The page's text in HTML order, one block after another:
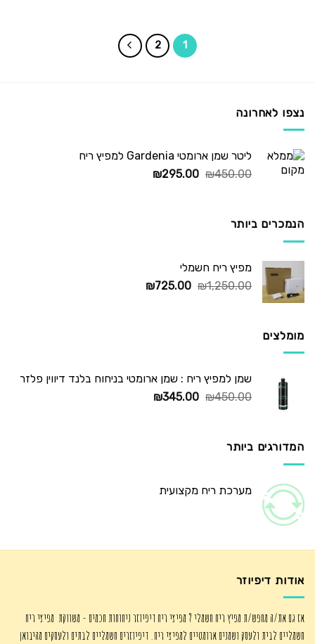
1
2
נצפו לאחרונה
ליטר שמן ארומטי Gardenia למפיץ ריח
₪450.00
המחיר
₪295.00
המחיר
הנמכרים ביותר
מפיץ ריח חשמלי
₪1,250.00
המחיר
₪725.00
המחיר
מומלצים
שמן למפיץ ריח : שמן ארומטי בניחוח בלנד דיווין פלזר
₪450.00
המחיר
₪345.00
המחיר
המדורגים ביותר
מערכת ריח מקצועית
אודות דיפיוזר
אז גם את/ה מחפש/ת מפיץ ריח חשמלי ? מפיצי ריח דיפיוזר ניחוחות חכמים - משווקת מפיצי ריח
חשמליים לבית ולעסק ושמנים ארומטיים למפיצי ריח. דיפיוזרים חשמליים לבתים ולעסקים מהיבואן